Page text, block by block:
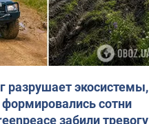
разрушает экосистемы,
сотни
забили тревогу